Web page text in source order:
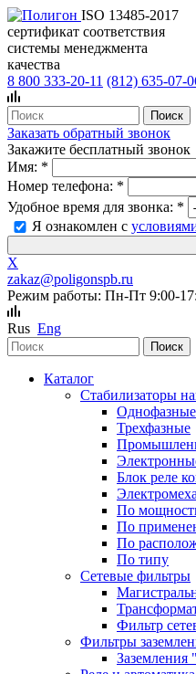
ISO 13485-2017
сертификат соответствия
системы менеджмента
качества
8 800 333-20-11 (812) 635-07-
Заказать обратный звонок
Закажите бесплатный звонок
Имя: *
Номер телефона: *
Удобное время для звонка: *
Я ознакомлен с
X
zakaz@poligonspb.ru
Режим работы: Пн-Пт 9:00-
Rus Eng
Каталог
Стабилизаторы
Однофазные
Трехфазные
Блок реле
По
По
По
По типу
Сетевые фильтры
Фильтр
Фильтры
Заземления